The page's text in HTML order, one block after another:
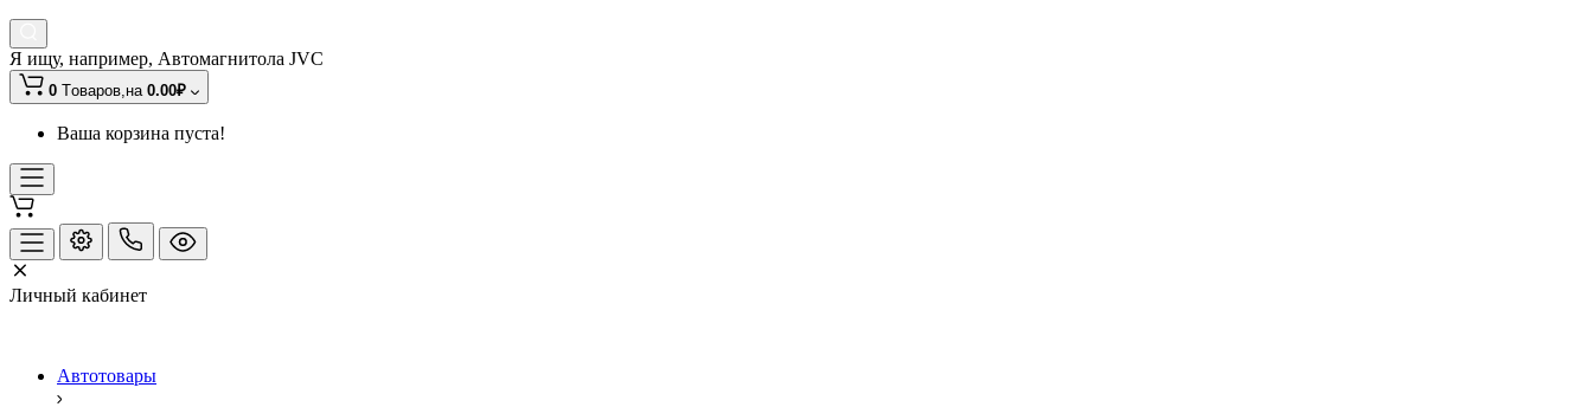
Я ищу, например, Автомагнитола JVC
0 Tоваров,на 0.00₽
Ваша корзина пуста!
Личный кабинет
Автотовары